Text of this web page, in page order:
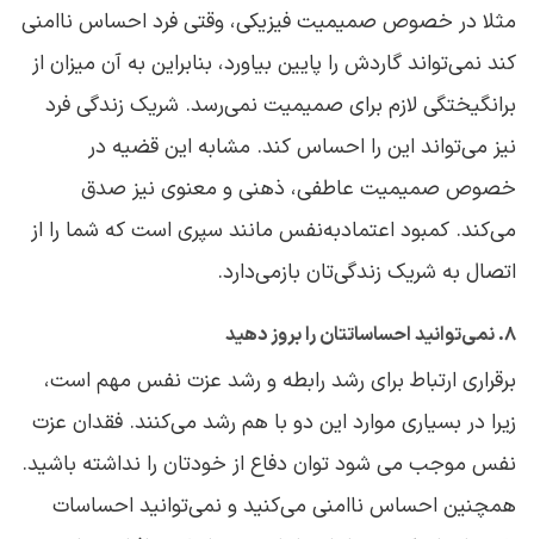
مثلا در خصوص صمیمیت فیزیکی، وقتی فرد احساس ناامنی
کند نمی‌تواند گاردش را پایین بیاورد، بنابراین به آن میزان از
برانگیختگی لازم برای صمیمیت نمی‌رسد. شریک زندگی فرد
نیز می‌تواند این را احساس کند. مشابه این قضیه در
خصوص صمیمیت عاطفی، ذهنی و معنوی نیز صدق
می‌کند. کمبود اعتمادبه‌نفس مانند سپری است که شما را از
اتصال به شریک زندگی‌تان بازمی‌دارد.
۸. نمی‌توانید احساساتتان را بروز دهید
برقراری ارتباط برای رشد رابطه و رشد عزت نفس مهم است،
زیرا در بسیاری موارد این دو با هم رشد می‌کنند. فقدان عزت
نفس موجب می شود توان دفاع از خودتان را نداشته باشید.
همچنین احساس ناامنی می‌کنید و نمی‌توانید احساسات